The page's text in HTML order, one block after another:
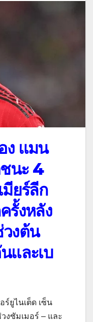
ง แมน
ชนะ 4
มียร์ลีก
รั้งหลัง
งต้น
และเบ
ร์ยูไนเต็ด เซ็น
ซัมเมอร์ – และ